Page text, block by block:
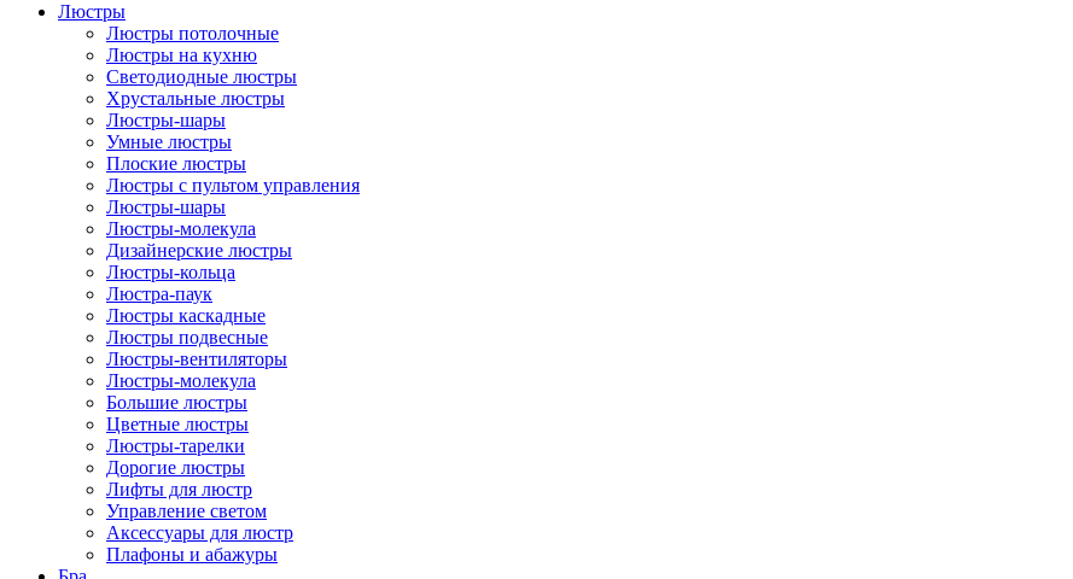
Люстры
Люстры потолочные
Люстры на кухню
Светодиодные люстры
Хрустальные люстры
Люстры-шары
Умные люстры
Плоские люстры
Люстры с пультом управления
Люстры-шары
Люстры-молекула
Дизайнерские люстры
Люстры-кольца
Люстра-паук
Люстры каскадные
Люстры подвесные
Люстры-вентиляторы
Люстры-молекула
Большие люстры
Цветные люстры
Люстры-тарелки
Дорогие люстры
Лифты для люстр
Управление светом
Аксессуары для люстр
Плафоны и абажуры